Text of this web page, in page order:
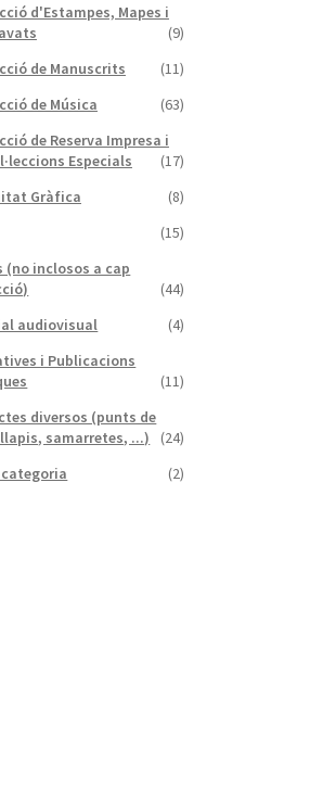
d'Estampes, Mapes i
(9)
de Manuscrits
(11)
de Música
(63)
de Reserva Impresa i
Especials
(17)
Gràfica
(8)
(15)
(no inclosos a cap
(44)
audiovisual
(4)
i Publicacions
(11)
diversos (punts de
samarretes, ...)
(24)
categoria
(2)